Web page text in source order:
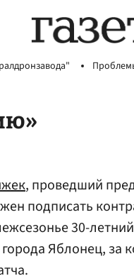
, проведший
подписать
30-
Яблонец, за